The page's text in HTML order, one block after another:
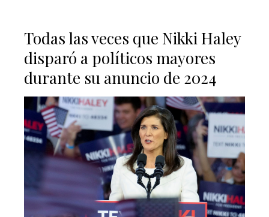
Todas las veces que Nikki Haley
disparó a políticos mayores
durante su anuncio de 2024